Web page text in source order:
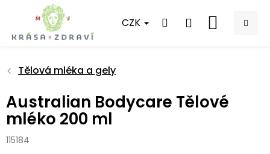
obsah
CZK
NÁKUPNÍ
Tělová mléka a gely
Australian Bodycare Tělové
mléko 200 ml
115184